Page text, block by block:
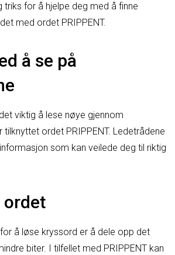
triks for å hjelpe deg med å finne
med ordet PRIPPENT.
å se på
viktig å lese nøye gjennom
ordet PRIPPENT. Ledetrådene
som kan veilede deg til riktig
ordet
å løse kryssord er å dele opp det
biter. I tilfellet med PRIPPENT kan